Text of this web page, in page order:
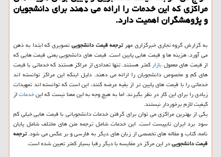
مراکزی که این خدمات را ارائه می دهند برای دانشجویان
و پژوهشگران اهمیت دارد.
به گزارش گروه تجاری خبرگزاری مهرترجمه قیمت دانشجوییتصویری که ابتدا به ذهن
می آورد، هزینه ها و قیمت هایی پایین است. قیمت های دانشجویی یعنی قیمت هایی که
از قیمت های معمولبازارکمتر هستند. تنها تعدادی از مراکز هستند که خدماتی با قیمت
های کم و مخصوص دانشجویان را ارائه می دهند. دلیل اینکه این مراکز توانسته اند
خدماتی را با قیمت های پایین تر از بقیه عرضه کنند، این است که توانسته اند تمهیدات
زیادی را برای این کار در نظر بگیرند. اما به هیچ وجه به این معنا نیست که اینخدماتاز
کیفیت لازم برخوردار نیستند.
یکی از بهترین مراکزی می توان برای گرفتن خدمات دانشجویانی با قیمت هایی خیلی کم
سود برد ایران تایپیست است. این خدمات شامل ترجمه متن های مختلف شامل پایان
نامه، کتاب و مقاله های تخصصی از زبان های دیگر به فارسی و بر عکس می شود.ترجمه
قیمت دانشجوییدر این مرکز در مقایسه با دیگر رقبا بسیار کمتر تعیین شده است.